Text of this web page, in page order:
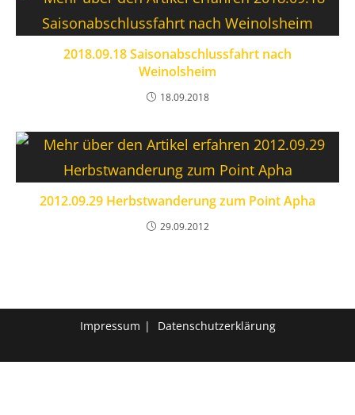
2018.09.18 Saisonabschlussfahrt nach
Weinolsheim
18.09.2018
2012.09.29 Herbstwanderung zum Point Apha
29.09.2012
Impressum Datenschutzerklärung